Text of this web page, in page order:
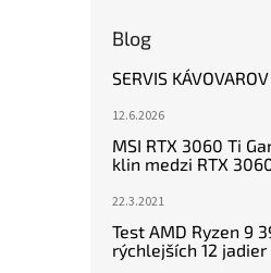
Blog
SERVIS
12.6.2026
MSI RTX 3060 Ti
klin medzi RTX
22.3.2021
Test AMD Ryzen 9
rýchlejších 12 jadier